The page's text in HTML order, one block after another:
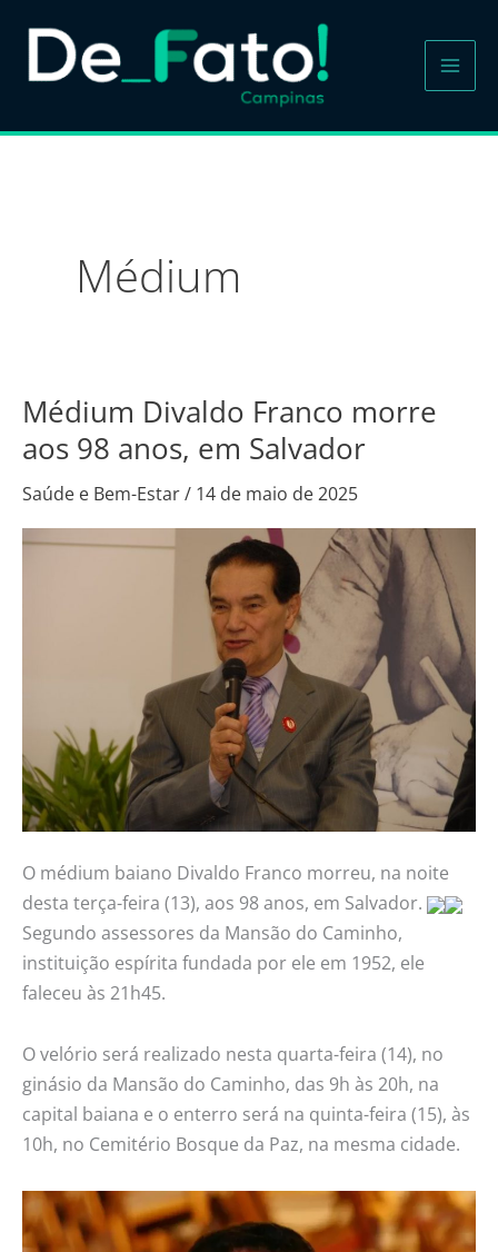
para
Médium
Médium Divaldo Franco morre
aos 98 anos, em Salvador
Saúde e Bem-Estar/ 14 de maio de 2025
O médium baiano Divaldo Franco morreu, na noite
desta terça-feira (13), aos 98 anos, em Salvador.
Segundo assessores da Mansão do Caminho,
instituição espírita fundada por ele em 1952, ele
faleceu às 21h45.
O velório será realizado nesta quarta-feira (14), no
ginásio da Mansão do Caminho, das 9h às 20h, na
capital baiana e o enterro será na quinta-feira (15), às
10h, no Cemitério Bosque da Paz, na mesma cidade.
Médium
Divaldo
Franco
morre
aos